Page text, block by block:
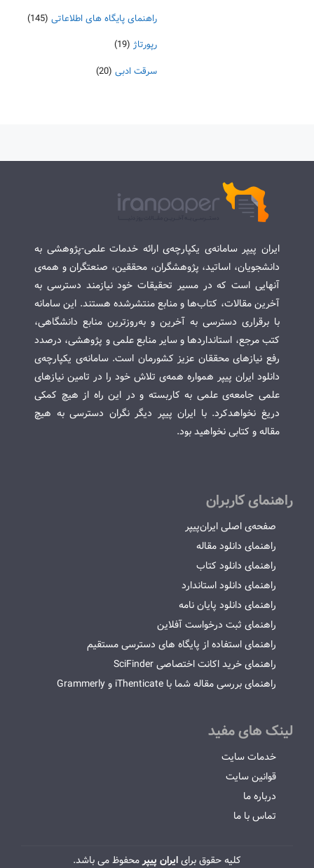
راهنمای پایگاه های اطلاعاتی (145)
رپورتاژ (19)
سرقت ادبی (20)
ایران پیپر سامانه‌ی یکپارچه‌ی ارائه خدمات علمی-پژوهشی به
دانشجویان، اساتید، پژوهشگران، محققین، صنعتگران و همه‌ی
آنهایی است که در مسیر تحقیقات خود نیازمند دسترسی به
آخرین مقالات، کتاب‌ها و منابع منتشرشده هستند. این سامانه
با برقراری دسترسی به آخرین و به‌روزترین منابع دانشگاهی،
کتب مرجع، استانداردها و سایر منابع علمی و پژوهشی، درصدد
رفع نیازهای محققان عزیز کشورمان است. سامانه‌ی یکپارچه‌ی
دانلود ایران پیپر همواره همه‌ی تلاش خود را در تامین نیازهای
علمی جامعه‌ی علمی به کاربسته و در این راه از هیچ کمکی
دریغ نخواهدکرد. با ایران پیپر دیگر نگران دسترسی به هیچ
مقاله و کتابی نخواهید بود.
راهنمای کاربران
صفحه‌ی اصلی ایران‌پیپر
راهنمای دانلود مقاله
راهنمای دانلود کتاب
راهنمای دانلود استاندارد
راهنمای دانلود پایان نامه
راهنمای ثبت درخواست آفلاین
راهنمای استفاده از پایگاه های دسترسی مستقیم
راهنمای خرید اکانت اختصاصی SciFinder
راهنمای بررسی مقاله شما با iThenticate و Grammerly
لینک های مفید
خدمات سایت
قوانین سایت
درباره ما
تماس با ما
کلیه حقوق برایایران پیپرمحفوظ می باشد.